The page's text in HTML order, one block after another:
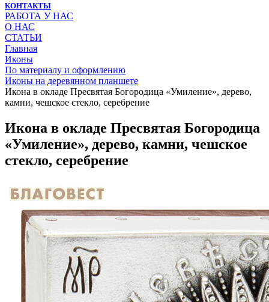
КОНТАКТЫ
РАБОТА У НАС
О НАС
СТАТЬИ
Главная
Иконы
По материалу и оформлению
Иконы на деревянном планшете
Икона в окладе Пресвятая Богородица «Умиление», дерево,
камни, чешское стекло, серебрение
Икона в окладе Пресвятая Богородица
«Умиление», дерево, камни, чешское
стекло, серебрение